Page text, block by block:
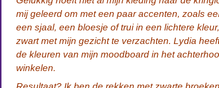
mij geleerd om met een paar accenten, zoals
een sjaal, een bloesje of trui in een lichtere
zwart met mijn gezicht te verzachten. Lydia
de kleuren van mijn moodboard in het
winkelen.